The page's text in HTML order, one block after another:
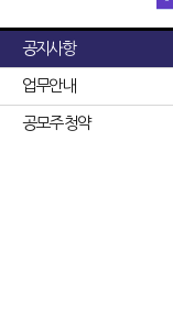
공지사항
업무안내
공모주 청약